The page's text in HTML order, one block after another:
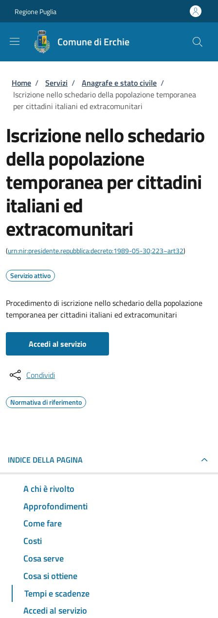
Regione Puglia
Comune di Erchie
Briciole di pane
Home / Servizi / Anagrafe e stato civile /
Iscrizione nello schedario della popolazione temporanea
per cittadini italiani ed extracomunitari
Iscrizione nello schedario
della popolazione
temporanea per cittadini
italiani ed
extracomunitari
(urn:nir:presidente.repubblica:decreto:1989-05-30;223~art32)
Servizio attivo
Procedimento di iscrizione nello schedario della popolazione
temporanea per cittadini italiani ed extracomunitari
Accedi al servizio
Condividi
Normativa di riferimento
INDICE DELLA PAGINA
A chi è rivolto
Approfondimenti
Come fare
Costi
Cosa serve
Cosa si ottiene
Tempi e scadenze
Accedi al servizio